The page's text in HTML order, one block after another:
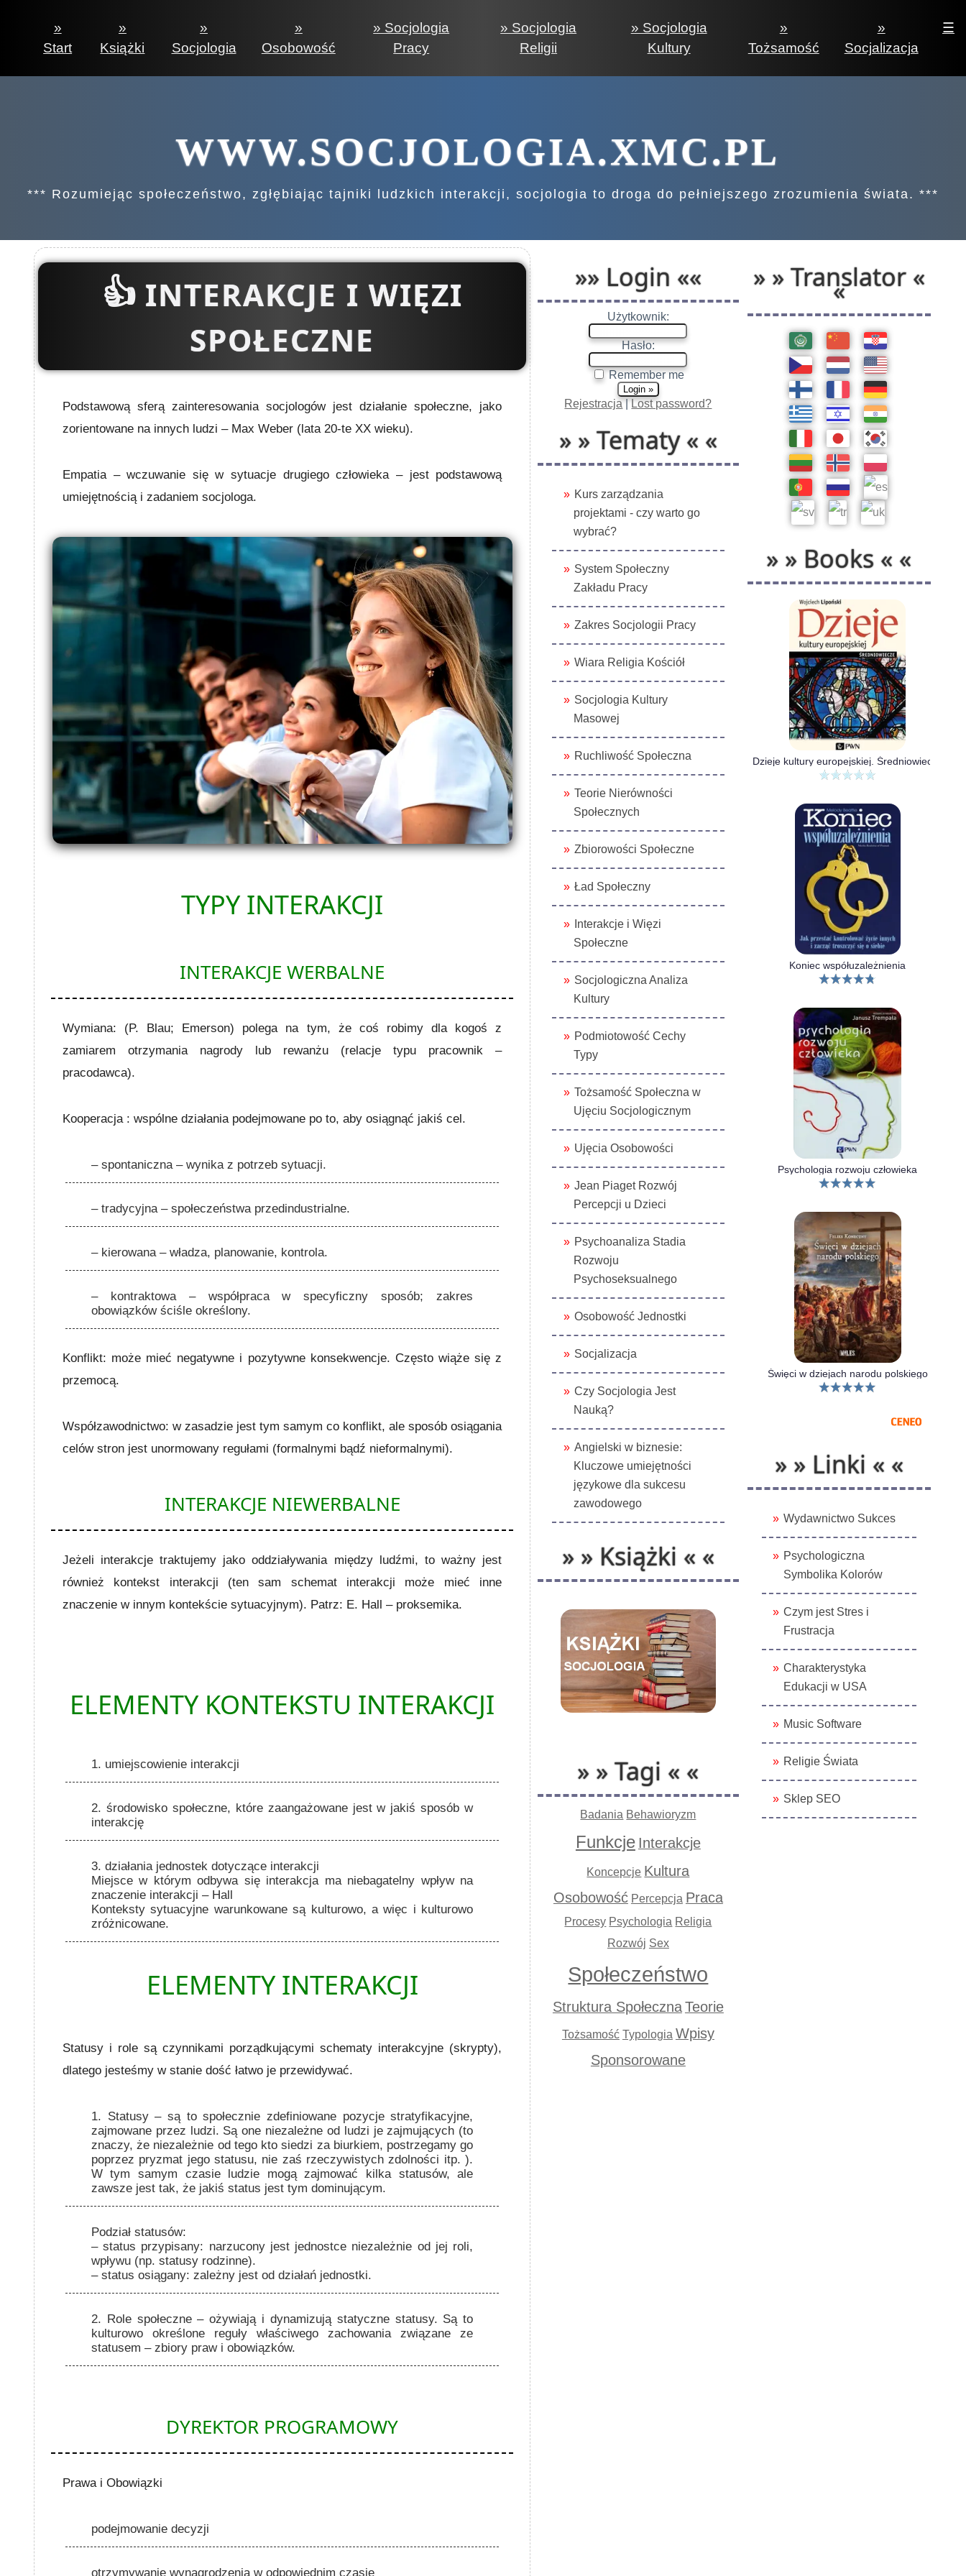
»
Start
Książki
»
Socjologia
»
Osobowość
» Socjologia
Pracy
» Socjologia
Religii
» Socjologia
Kultury
»
Tożsamość
»
Socjalizacja
☰
WWW.SOCJOLOGIA.XMC.PL
*** Rozumiejąc społeczeństwo, zgłębiając tajniki ludzkich interakcji, socjologia to droga do pełniejszego zrozumienia świata. ***
👍 INTERAKCJE I WIĘZI
SPOŁECZNE
Podstawową sferą zainteresowania socjologów jest działanie społeczne, jako
zorientowane na innych ludzi – Max Weber (lata 20-te XX wieku).
Empatia– wczuwanie się w sytuacje drugiego człowieka – jest podstawową
umiejętnością i zadaniem socjologa.
TYPY INTERAKCJI
INTERAKCJE WERBALNE
Wymiana: (P. Blau; Emerson) polega na tym, że coś robimy dla kogoś z
zamiarem otrzymania nagrody lub rewanżu (relacje typu pracownik –
pracodawca).
Kooperacja : wspólne działania podejmowane po to, aby osiągnąć jakiś cel.
– spontaniczna – wynika z potrzeb sytuacji.
– tradycyjna – społeczeństwa przedindustrialne.
– kierowana – władza, planowanie, kontrola.
– kontraktowa – współpraca w specyficzny sposób; zakres
obowiązków ściśle określony.
Konflikt: może mieć negatywne i pozytywne konsekwencje. Często wiąże się z
przemocą.
Współzawodnictwo: w zasadzie jest tym samym co konflikt, ale sposób osiągania
celów stron jest unormowany regułami (formalnymi bądź nieformalnymi).
INTERAKCJE NIEWERBALNE
Jeżeli interakcje traktujemy jako oddziaływania między ludźmi, to ważny jest
również kontekst interakcji (ten sam schemat interakcji może mieć inne
znaczenie w innym kontekście sytuacyjnym). Patrz: E. Hall – proksemika.
ELEMENTY KONTEKSTU INTERAKCJI
1. umiejscowienie interakcji
2. środowisko społeczne, które zaangażowane jest w jakiś sposób w
interakcję
3. działania jednostek dotyczące interakcji
Miejsce w którym odbywa się interakcja ma niebagatelny wpływ na
znaczenie interakcji – Hall
Konteksty sytuacyjne warunkowane są kulturowo, a więc i kulturowo
zróżnicowane.
ELEMENTY INTERAKCJI
Statusy i role są czynnikami porządkującymi schematy interakcyjne (skrypty),
dlatego jesteśmy w stanie dość łatwo je przewidywać.
1. Statusy– są to społecznie zdefiniowane pozycje stratyfikacyjne,
zajmowane przez ludzi. Są one niezależne od ludzi je zajmujących (to
znaczy, że niezależnie od tego kto siedzi za biurkiem, postrzegamy go
poprzez pryzmat jego statusu, nie zaś rzeczywistych zdolności itp. ).
W tym samym czasie ludzie mogą zajmować kilka statusów, ale
zawsze jest tak, że jakiś status jest tym dominującym.
Podział statusów:
– status przypisany: narzucony jest jednostce niezależnie od jej roli,
wpływu (np. statusy rodzinne).
– status osiągany: zależny jest od działań jednostki.
2. Role społeczne– ożywiają i dynamizują statyczne statusy. Są to
kulturowo określone reguły właściwego zachowania związane ze
statusem – zbiory praw i obowiązków.
DYREKTOR PROGRAMOWY
Prawa i Obowiązki
podejmowanie decyzji
otrzymywanie wynagrodzenia w odpowiednim czasie
»» Login ««
Użytkownik:
Hasło:
Remember me
Rejestracja|Lost password?
» » Tematy « «
Kurs zarządzania
projektami - czy warto go
wybrać?
System Społeczny
Zakładu Pracy
Zakres Socjologii Pracy
Wiara Religia Kościół
Socjologia Kultury
Masowej
Ruchliwość Społeczna
Teorie Nierówności
Społecznych
Zbiorowości Społeczne
Ład Społeczny
Interakcje i Więzi
Społeczne
Socjologiczna Analiza
Kultury
Podmiotowość Cechy
Typy
Tożsamość Społeczna w
Ujęciu Socjologicznym
Ujęcia Osobowości
Jean Piaget Rozwój
Percepcji u Dzieci
Psychoanaliza Stadia
Rozwoju
Psychoseksualnego
Osobowość Jednostki
Socjalizacja
Czy Socjologia Jest
Nauką?
Angielski w biznesie:
Kluczowe umiejętności
językowe dla sukcesu
zawodowego
» » Książki « «
» » Tagi « «
Badania Behawioryzm
Funkcje Interakcje
Koncepcje Kultura
Osobowość Percepcja Praca
Procesy Psychologia Religia
Rozwój Sex
Społeczeństwo
Struktura SpołecznaTeorie
Tożsamość Typologia Wpisy
Sponsorowane
» » Translator «
«
» » Books « «
Dzieje kultury europejskiej. Średniowiecze
Koniec współuzależnienia
Psychologia rozwoju człowieka
Święci w dziejach narodu polskiego
» » Linki « «
Wydawnictwo Sukces
Psychologiczna
Symbolika Kolorów
Czym jest Stres i
Frustracja
Charakterystyka
Edukacji w USA
Music Software
Religie Świata
Sklep SEO